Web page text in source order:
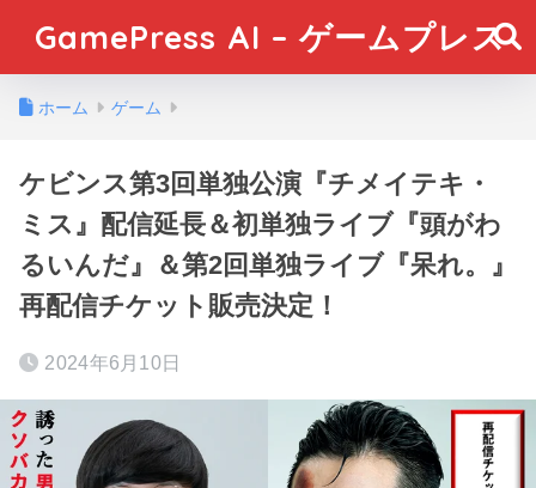
GamePress AI – ゲームプレス
ホーム ゲーム
ケビンス第3回単独公演『チメイテキ・
ミス』配信延長＆初単独ライブ『頭がわ
るいんだ』＆第2回単独ライブ『呆れ。』
再配信チケット販売決定！
2024年6月10日